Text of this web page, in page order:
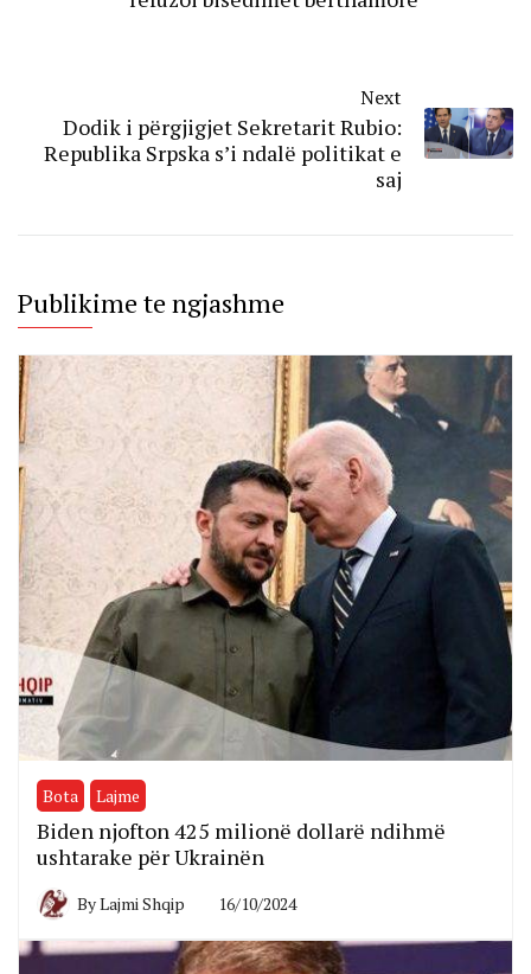
Next
Dodik i përgjigjet Sekretarit Rubio:
Republika Srpska s’i ndalë politikat e
saj
Publikime te ngjashme
Bota Lajme
Biden njofton 425 milionë dollarë ndihmë
ushtarake për Ukrainën
ByLajmi Shqip 16/10/2024